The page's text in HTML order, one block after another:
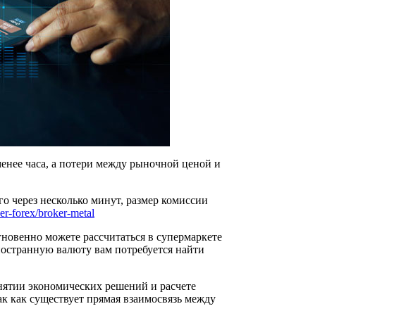
часа, а потери между рыночной ценой и
через несколько минут, размер комиссии
forex/broker-metal
можете рассчитаться в супермаркете
валюту вам потребуется найти
экономических решений и расчете
существует прямая взаимосвязь между